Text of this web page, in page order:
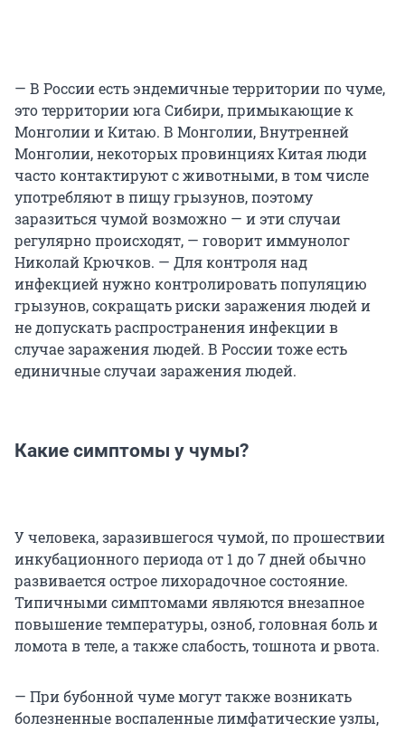
— В России есть эндемичные территории по чуме,
это территории юга Сибири, примыкающие к
Монголии и Китаю. В Монголии, Внутренней
Монголии, некоторых провинциях Китая люди
часто контактируют с животными, в том числе
употребляют в пищу грызунов, поэтому
заразиться чумой возможно — и эти случаи
регулярно происходят, — говорит иммунолог
Николай Крючков. — Для контроля над
инфекцией нужно контролировать популяцию
грызунов, сокращать риски заражения людей и
не допускать распространения инфекции в
случае заражения людей. В России тоже есть
единичные случаи заражения людей.
Какие симптомы у чумы?
У человека, заразившегося чумой, по прошествии
инкубационного периода от 1 до 7 дней обычно
развивается острое лихорадочное состояние.
Типичными симптомами являются внезапное
повышение температуры, озноб, головная боль и
ломота в теле, а также слабость, тошнота и рвота.
— При бубонной чуме могут также возникать
болезненные воспаленные лимфатические узлы,